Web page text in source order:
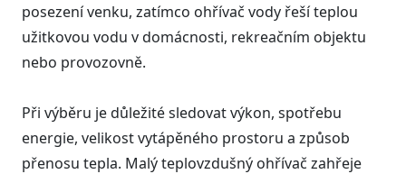
posezení venku, zatímco ohřívač vody řeší teplou
užitkovou vodu v domácnosti, rekreačním objektu
nebo provozovně.
Při výběru je důležité sledovat výkon, spotřebu
energie, velikost vytápěného prostoru a způsob
přenosu tepla. Malý teplovzdušný ohřívač zahřeje